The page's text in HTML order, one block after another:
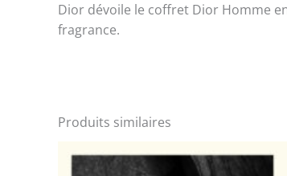
Dior dévoile le coffret Dior Homme
fragrance.
Produits similaires